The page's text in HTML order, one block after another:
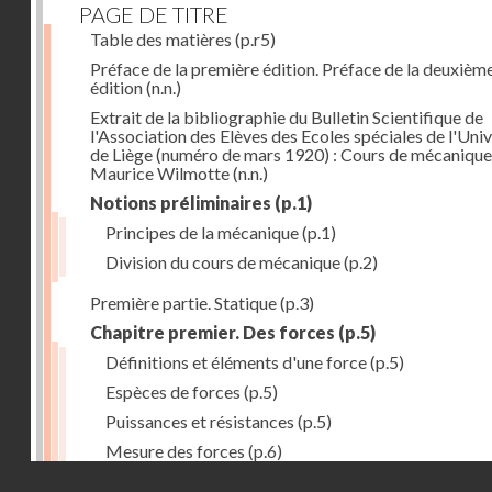
PAGE DE TITRE
Table des matières (p.r5)
Préface de la première édition. Préface de la
édition(n.n.)
Extrait de la bibliographie du Bulletin Scientifique de
l'Association des Elèves des Ecoles spéciales de
de Liège (numéro de mars 1920) : Cours de
Maurice Wilmotte(n.n.)
Notions préliminaires (p.1)
Principes de la mécanique(p.1)
Division du cours de mécanique(p.2)
Première partie. Statique(p.3)
Chapitre premier. Des forces (p.5)
Définitions et éléments d'une force(p.5)
Espèces de forces (p.5)
Puissances et résistances (p.5)
Mesure des forces (p.6)